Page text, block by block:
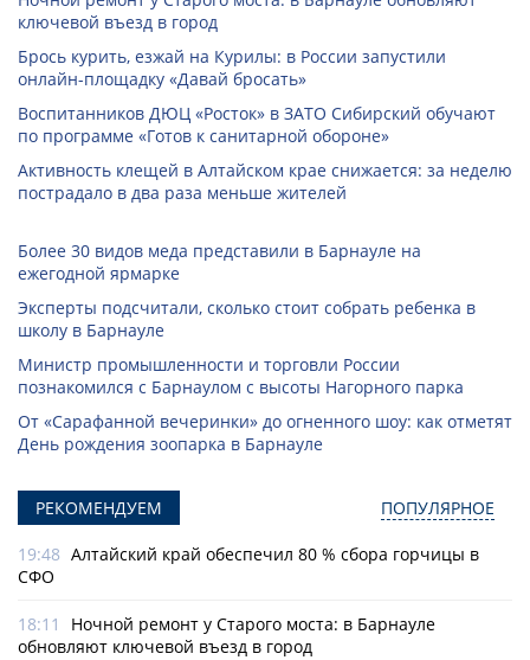
ключевой въезд в город
Брось курить, езжай на Курилы: в России запустили
онлайн-­площадку «Давай бросать»
Воспитанников ДЮЦ «Росток» в ЗАТО Сибирский обучают
по программе «Готов к санитарной обороне»
Активность клещей в Алтайском крае снижается: за неделю
пострадало в два раза меньше жителей
Более 30 видов меда представили в Барнауле на
ежегодной ярмарке
Эксперты подсчитали, сколько стоит собрать ребенка в
школу в Барнауле
Министр промышленности и торговли России
познакомился с Барнаулом с высоты Нагорного парка
От «Сарафанной вечеринки» до огненного шоу: как отметят
День рождения зоопарка в Барнауле
РЕКОМЕНДУЕМ ПОПУЛЯРНОЕ
19:48 Алтайский край обеспечил 80 % сбора горчицы в
СФО
18:11
Ночной ремонт у Старого моста: в Барнауле
обновляют ключевой въезд в город